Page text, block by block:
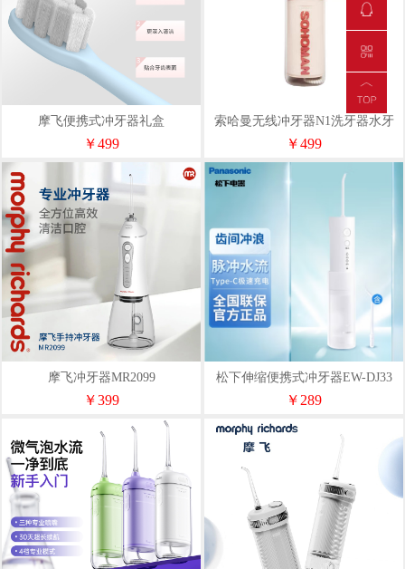
摩飞便携式冲牙器礼盒
MR8300（新升级赠MR电动牙刷）
￥499
索哈曼无线冲牙器N1洗牙器水牙
线口腔牙斑清理贝壳粉贝壳白
￥499
摩飞冲牙器MR2099
￥399
松下伸缩便携式冲牙器EW-DJ33
￥289